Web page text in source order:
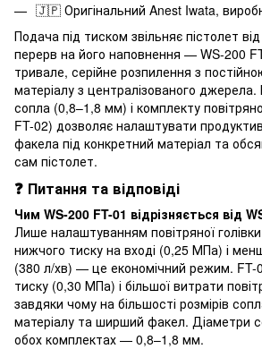
🇯🇵 Оригінальний Anest Iwata,
Подача під тиском звільняє пістолет
перерв на його наповнення — WS-200
тривале, серійне розпилення з
матеріалу з централізованого джерела.
сопла (0,8–1,8 мм) і комплекту
FT-02) дозволяє налаштувати
факела під конкретний матеріал та
сам пістолет.
❓ Питання та відповіді
Чим WS-200 FT-01 відрізняється від
Лише налаштуванням повітряної
нижчого тиску на вході (0,25 МПа) і
(380 л/хв) — це економічний режим.
тиску (0,30 МПа) і більшої витрати
завдяки чому на більшості розмірів
матеріалу та ширший факел. Діаметри
обох комплектах — 0,8–1,8 мм.